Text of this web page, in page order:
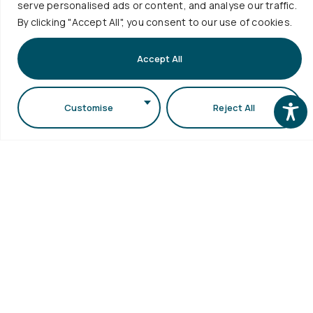
serve personalised ads or content, and analyse our traffic.
By clicking "Accept All", you consent to our use of cookies.
Customise Reject All
Accept All
ΕγγραφήΑΠΘ
Γραφείο
Βιβλιοθήκη
Ηλεκτρονικό
Ταχυδρομείο
ΜΟΔΙΠ
Επισκέψεις
1ος όροφος κτιρίου
Γραμματειών της
Σ.Θ.Ε. (κτίριο
Τμήματος
Πανεπιστημιούπολη